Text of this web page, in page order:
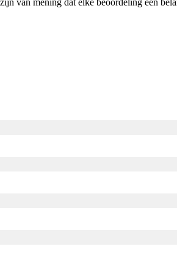
van mening dat elke beoordeling een